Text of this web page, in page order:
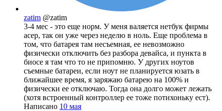
zatim @zatim
3-4 мес - это еще норм. У меня валяется нетбук фирмы
асер, так он уже через неделю в ноль. Еще проблема в
том, что батарея там несъемная, ее невозможно
физически отключить без разбора девайса, и пункта в
биосе я там что то не припомню. У других ноутов
съемные батареи, если ноут не планируется юзать в
ближайшее время, я заряжаю батарею на 100% и
физически ее отключаю. Тогда она долго может лежать
(хотя встроенный контроллер ее тоже потихоньку ест).
Написано 10 мая